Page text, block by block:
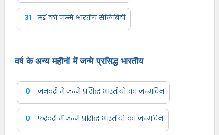
31 मई को जन्मे भारतीय सेलिब्रिटी
वर्ष के अन्य महीनों में जन्मे प्रसिद्ध भारतीय
0 जनवरी में जन्मे प्रसिद्ध भारतीयों का जन्मदिन
0 फरवरी में जन्मे प्रसिद्ध भारतीयों का जन्मदिन